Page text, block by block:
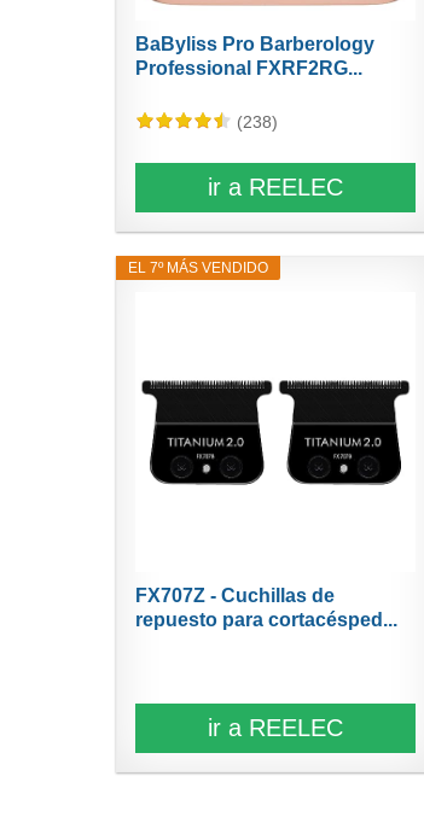
BaByliss Pro Barberology
Professional FXRF2RG...
(238)
ir a REELEC
EL 7º MÁS VENDIDO
FX707Z - Cuchillas de
repuesto para cortacésped...
ir a REELEC